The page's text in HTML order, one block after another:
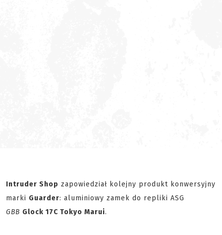
Intruder Shop zapowiedział kolejny produkt konwersyjny
marki Guarder: aluminiowy zamek do repliki ASG
GBB Glock 17C Tokyo Marui.